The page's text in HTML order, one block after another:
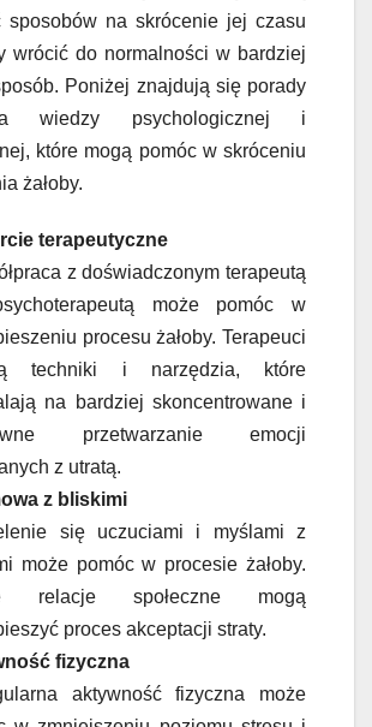
sposobów na skrócenie jej czasu
wrócić do normalności w bardziej
Poniżej znajdują się porady
wiedzy psychologicznej i
które mogą pomóc w skróceniu
żałoby.
terapeutyczne
z doświadczonym terapeutą
może pomóc w
procesu żałoby. Terapeuci
techniki i narzędzia, które
na bardziej skoncentrowane i
przetwarzanie emocji
z utratą.
z bliskimi
się uczuciami i myślami z
może pomóc w procesie żałoby.
relacje społeczne mogą
proces akceptacji straty.
fizyczna
aktywność fizyczna może